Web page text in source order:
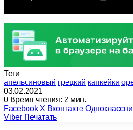
Теги
апельсиновый грецкий капкейки
03.02.2021
0 Время чтения: 2 мин.
Facebook X Вконтакте
Viber Печатать